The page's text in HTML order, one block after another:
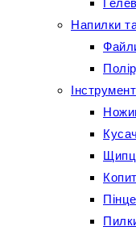
Напилки